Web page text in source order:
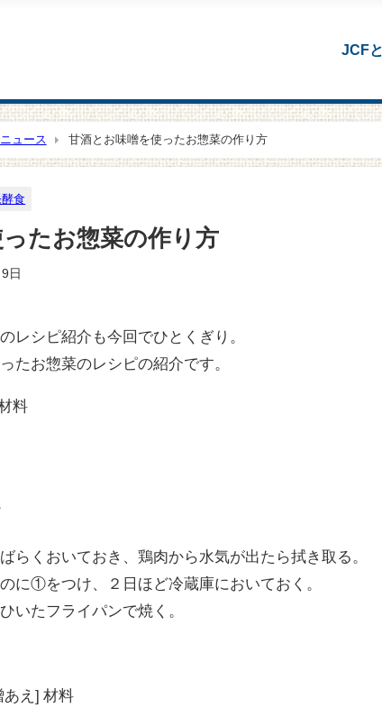
JCF
ュース 甘酒とお味噌を使ったお惣菜の作り方
酵食
たお惣菜の作り方
日
レシピ紹介も今回でひとくぎり。
たお惣菜のレシピの紹介です。
料
らくおいておき、鶏肉から水気が出たら拭き取る。
に①をつけ、２日ほど冷蔵庫においておく。
いたフライパンで焼く。
あえ] 材料